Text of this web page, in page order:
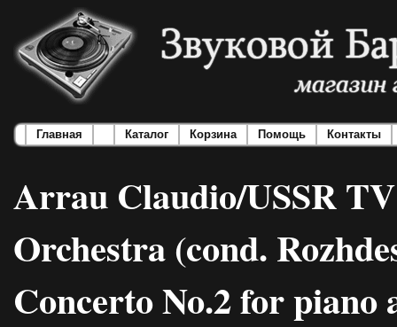
Главная Каталог Корзина Помощь Контакты
Arrau Claudio/USSR
Orchestra (cond.
Concerto No.2 for piano